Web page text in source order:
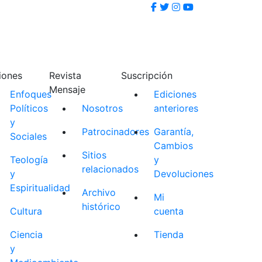
Enfoques
Políticos
y
Sociales
Teología
y
Espiritualidad
Cultura
Ciencia
y
Revista
Mensaje
Nosotros
Patrocinadores
Sitios
relacionados
Archivo
histórico
Suscripción
Ediciones
anteriores
Garantía,
Cambios
y
Devoluciones
Mi
cuenta
Tienda